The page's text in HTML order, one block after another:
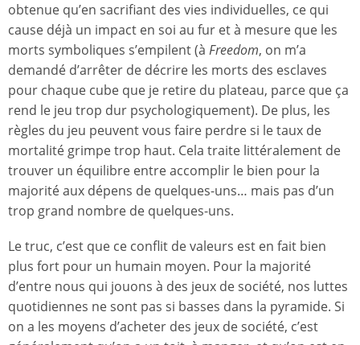
obtenue qu’en sacrifiant des vies individuelles, ce qui
cause déjà un impact en soi au fur et à mesure que les
morts symboliques s’empilent (à Freedom, on m’a
demandé d’arrêter de décrire les morts des esclaves
pour chaque cube que je retire du plateau, parce que ça
rend le jeu trop dur psychologiquement). De plus, les
règles du jeu peuvent vous faire perdre si le taux de
mortalité grimpe trop haut. Cela traite littéralement de
trouver un équilibre entre accomplir le bien pour la
majorité aux dépens de quelques-uns… mais pas d’un
trop grand nombre de quelques-uns.
Le truc, c’est que ce conflit de valeurs est en fait bien
plus fort pour un humain moyen. Pour la majorité
d’entre nous qui jouons à des jeux de société, nos luttes
quotidiennes ne sont pas si basses dans la pyramide. Si
on a les moyens d’acheter des jeux de société, c’est